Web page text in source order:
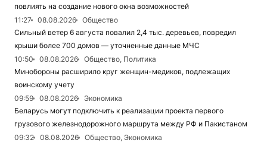
повлиять на создание нового окна возможностей
11:27
08.08.2026
Общество
Сильный ветер 6 августа повалил 2,4 тыс. деревьев, повредил
крыши более 700 домов — уточненные данные МЧС
10:50
08.08.2026
Общество, Политика
Минобороны расширило круг женщин-медиков, подлежащих
воинскому учету
09:59
08.08.2026
Экономика
Беларусь могут подключить к реализации проекта первого
грузового железнодорожного маршрута между РФ и Пакистаном
09:32
08.08.2026
Общество, Экономика